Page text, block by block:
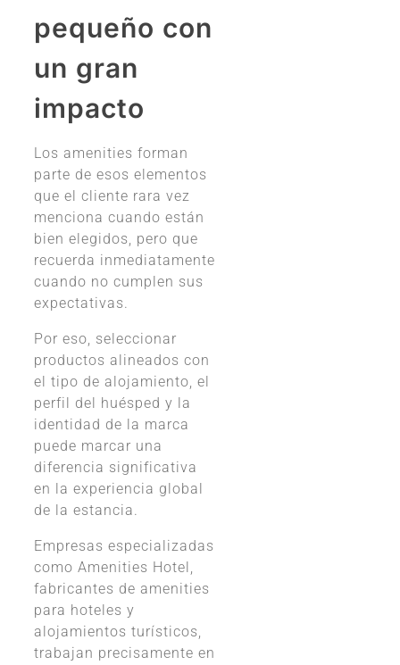
pequeño con
un gran
impacto
Los amenities forman
parte de esos elementos
que el cliente rara vez
menciona cuando están
bien elegidos, pero que
recuerda inmediatamente
cuando no cumplen sus
expectativas.
Por eso, seleccionar
productos alineados con
el tipo de alojamiento, el
perfil del huésped y la
identidad de la marca
puede marcar una
diferencia significativa
en la experiencia global
de la estancia.
Empresas especializadas
como Amenities Hotel,
fabricantes de amenities
para hoteles y
alojamientos turísticos,
trabajan precisamente en